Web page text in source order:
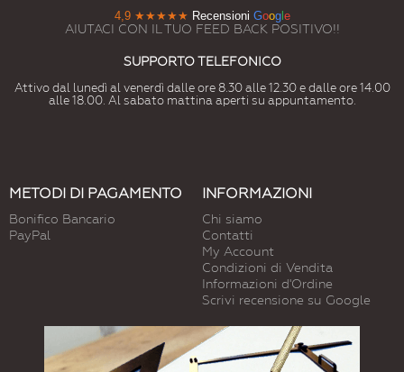
4,9 ★★★★★ Recensioni Googl e
AIUTACI CON IL TUO FEED BACK POSITIVO!!
SUPPORTO TELEFONICO
Attivo dal lunedì al venerdì dalle ore 8.30 alle 12.30 e dalle ore 14.00
alle 18.00. Al sabato mattina aperti su appuntamento.
METODI DI PAGAMENTO
Bonifico Bancario
PayPal
INFORMAZIONI
Chi siamo
Contatti
My Account
Condizioni di Vendita
Informazioni d'Ordine
Scrivi recensione su Google